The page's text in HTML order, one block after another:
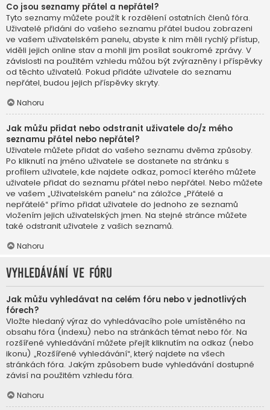
Co jsou seznamy přátel a nepřátel?
Tyto seznamy můžete použít k rozdělení ostatních členů fóra.
Uživatelé přidáni do vašeho seznamu přátel budou zobrazeni
ve vašem uživatelském panelu, abyste k nim měli rychlý přístup,
viděli jejich online stav a mohli jim posílat soukromé zprávy. V
závislosti na použitém vzhledu můžou být zvýrazněny i příspěvky
od těchto uživatelů. Pokud přidáte uživatele do seznamu
nepřátel, budou jejich příspěvky skryty.
Nahoru
Jak můžu přidat nebo odstranit uživatele do/z mého
seznamu přátel nebo nepřátel?
Uživatele můžete přidat do vašeho seznamu dvěma způsoby.
Po kliknutí na jméno uživatele se dostanete na stránku s
profilem uživatele, kde najdete odkaz, pomocí kterého můžete
uživatele přidat do seznamu přátel nebo nepřátel. Nebo můžete
ve vašem „Uživatelském panelu“ na záložce „Přátelé a
nepřátelé“ přímo přidat uživatele do jednoho ze seznamů
vložením jejich uživatelských jmen. Na stejné stránce můžete
také odstranit uživatele z vašich seznamů.
Nahoru
Vyhledávání ve fóru
Jak můžu vyhledávat na celém fóru nebo v jednotlivých
fórech?
Vložte hledaný výraz do vyhledávacího pole umístěného na
obsahu fóra (indexu) nebo na stránkách témat nebo fór. Na
rozšířené vyhledávání můžete přejít kliknutím na odkaz (nebo
ikonu) „Rozšířené vyhledávání“, který najdete na všech
stránkách fóra. Jakým způsobem bude vyhledávání dostupné
závisí na použitém vzhledu fóra.
Nahoru